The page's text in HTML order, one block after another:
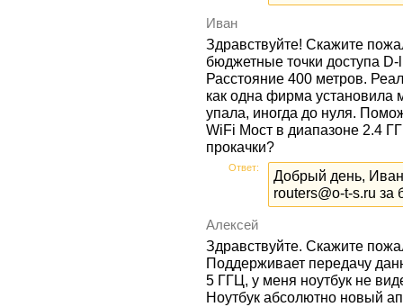
Иван
Здравствуйте! Скажите
бюджетные точки доступа
Расстояние 400 метров.
как одна фирма установила
упала, иногда до нуля.
WiFi Мост в диапазоне 2.4
прокачки?
Ответ:
Добрый день,
routers@o-t-s.ru за
Алексей
Здравствуйте. Скажите
Поддерживает передачу
5 ГГЦ, у меня ноутбук не
Ноутбук абсолютно новый